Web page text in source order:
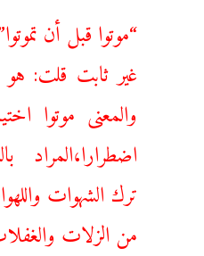
“موتوا قبل أن
غير ثابت قلت:
والمعنى ‌موتوا
اضطرارا،المراد
ترك الشهوات
من الزلات